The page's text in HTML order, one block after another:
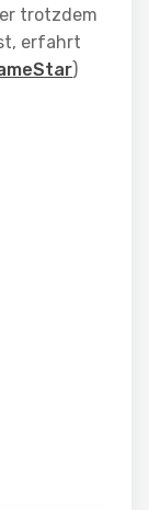
trotzdem
erfahrt
)